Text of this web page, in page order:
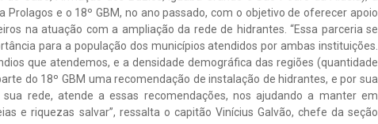
e o 18º GBM, no ano passado, com o objetivo de oferecer apoio
na atuação com a ampliação da rede de hidrantes. “Essa parceria se
para a população dos municípios atendidos por ambas instituições.
que atendemos, e a densidade demográfica das regiões (quantidade
do 18º GBM uma recomendação de instalação de hidrantes, e por sua
rede, atende a essas recomendações, nos ajudando a manter em
e riquezas salvar”, ressalta o capitão Vinícius Galvão, chefe da seção